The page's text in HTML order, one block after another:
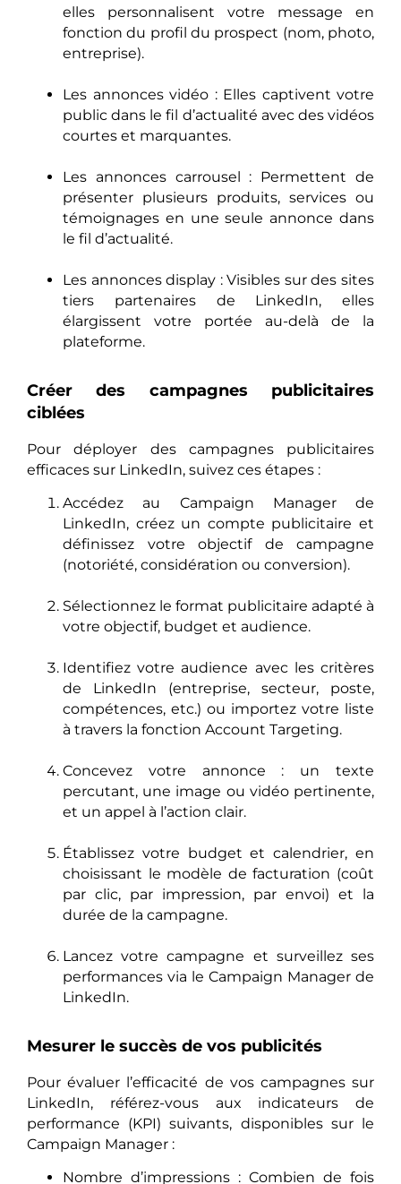
elles personnalisent votre message en
fonction du profil du prospect (nom, photo,
entreprise).
Les annonces vidéo : Elles captivent votre
public dans le fil d’actualité avec des vidéos
courtes et marquantes.
Les annonces carrousel : Permettent de
présenter plusieurs produits, services ou
témoignages en une seule annonce dans
le fil d’actualité.
Les annonces display : Visibles sur des sites
tiers partenaires de LinkedIn, elles
élargissent votre portée au-delà de la
plateforme.
Créer des campagnes publicitaires
ciblées
Pour déployer des campagnes publicitaires
efficaces sur LinkedIn, suivez ces étapes :
Accédez au Campaign Manager de
LinkedIn, créez un compte publicitaire et
définissez votre objectif de campagne
(notoriété, considération ou conversion).
Sélectionnez le format publicitaire adapté à
votre objectif, budget et audience.
Identifiez votre audience avec les critères
de LinkedIn (entreprise, secteur, poste,
compétences, etc.) ou importez votre liste
à travers la fonction Account Targeting.
Concevez votre annonce : un texte
percutant, une image ou vidéo pertinente,
et un appel à l’action clair.
Établissez votre budget et calendrier, en
choisissant le modèle de facturation (coût
par clic, par impression, par envoi) et la
durée de la campagne.
Lancez votre campagne et surveillez ses
performances via le Campaign Manager de
LinkedIn.
Mesurer le succès de vos publicités
Pour évaluer l’efficacité de vos campagnes sur
LinkedIn, référez-vous aux indicateurs de
performance (KPI) suivants, disponibles sur le
Campaign Manager :
Nombre d’impressions : Combien de fois